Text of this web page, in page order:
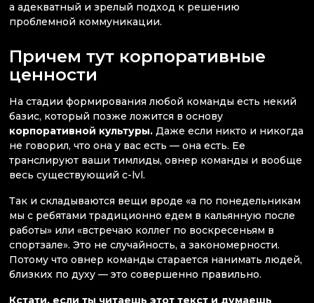
а адекватный и зрелый подход к решению
проблемной коммуникации.
Причем тут корпоративные
ценности
На стадии формирования любой команды есть некий
базис, который позже ложится в основу
корпоративной культуры. Даже если никто и никогда
не говорил, что она у вас есть — она есть. Ее
транслируют ваши тимлиды, овнер команды и вообще
весь существующий c-lvl.
Так и складываются вещи вроде «а по понедельникам
мы с ребятами традиционно едем в кальянную после
работы» или «встречаю коллег по воскресеньям в
спортзале». Это не случайность, а закономерности.
Потому что овнер команды старается нанимать людей,
близких по духу — это совершенно правильно.
Кстати, если ты читаешь этот текст и думаешь